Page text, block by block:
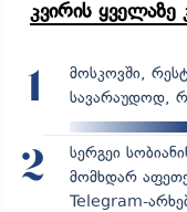
კვირის ყველაზე
1
მოსკოვში,
სავარაუდოდ,
2
სერგეი
მომხდარ
Telegram-